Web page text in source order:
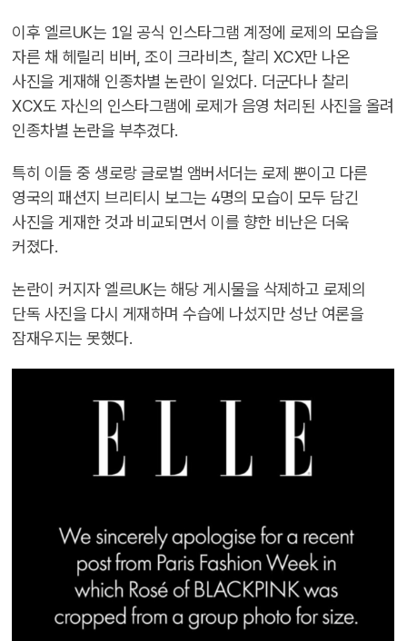
이후 엘르UK는 1일 공식 인스타그램 계정에 로제의 모습을
자른 채 헤릴리 비버, 조이 크라비츠, 찰리 XCX만 나온
사진을 게재해 인종차별 논란이 일었다. 더군다나 찰리
XCX도 자신의 인스타그램에 로제가 음영 처리된 사진을 올려
인종차별 논란을 부추겼다.
특히 이들 중 생로랑 글로벌 앰버서더는 로제 뿐이고 다른
영국의 패션지 브리티시 보그는 4명의 모습이 모두 담긴
사진을 게재한 것과 비교되면서 이를 향한 비난은 더욱
커졌다.
논란이 커지자 엘르UK는 해당 게시물을 삭제하고 로제의
단독 사진을 다시 게재하며 수습에 나섰지만 성난 여론을
잠재우지는 못했다.